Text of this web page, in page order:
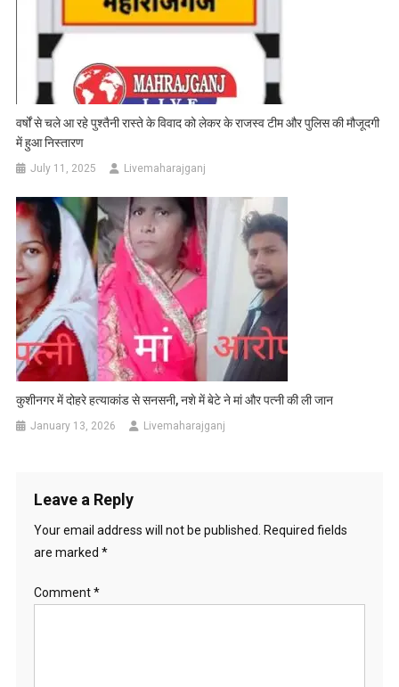
वर्षों से चले आ रहे पुश्तैनी रास्ते के विवाद को लेकर के राजस्व टीम और पुलिस की मौजूदगी
में हुआ निस्तारण
July 11, 2025 Livemaharajganj
कुशीनगर में दोहरे हत्याकांड से सनसनी, नशे में बेटे ने मां और पत्नी की ली जान
January 13, 2026 Livemaharajganj
Leave a Reply
Your email address will not be published. Required fields
are marked *
Comment*